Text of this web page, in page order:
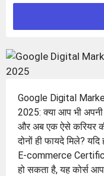
Google Digital
2025: क्या आप भी
और अब एक ऐसे करियर
दोनों ही फायदे मिले?
E-commerce
हो सकता है, यह कोर्स